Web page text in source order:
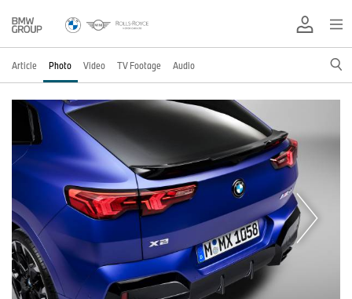
Article Photo Video TV Footage Audio